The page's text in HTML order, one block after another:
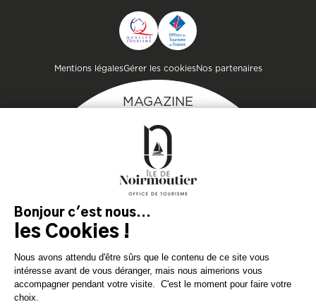
Mentions légalesGérer les cookiesNos partenaires
MAGAZINE
Inspirez-vous et
préparez votre séjour
sur l'île de Noirmoutier !
TÉLÉCHARGEZ
TÉLÉCHARGEZ
CONTACTER L'OFFICE DE
TOURISME